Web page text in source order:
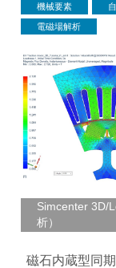
機械要素
電磁場解析
Simcenter 3D/
析）
磁石内蔵型同